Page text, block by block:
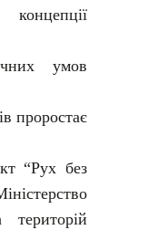
умов
проростає
“Рух без